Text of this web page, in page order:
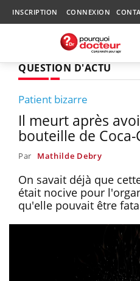
INSCRIPTION CONNEXION
QUESTION D'ACTU
Patient bizarre
Il meurt après
bouteille de Coca-
Par Mathilde Debry
On savait déjà que
était nocive pour
qu'elle pouvait être